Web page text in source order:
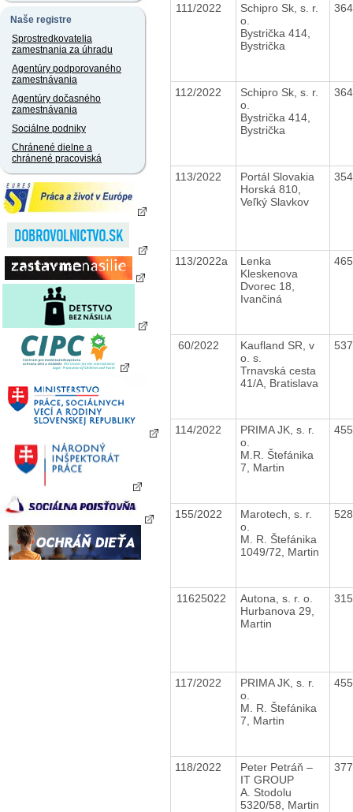
Naše registre
Sprostredkovatelia
zamestnania za úhradu
Agentúry podporovaného
zamestnávania
Agentúry dočasného
zamestnávania
Sociálne podniky
Chránené dielne a
chránené pracoviská
111/2022
Schipro Sk, s. r.
o.
Bystrička 414,
Bystrička
112/2022
Schipro Sk, s. r.
o.
Bystrička 414,
Bystrička
113/2022
Portál Slovakia
Horská 810,
Veľký Slavkov
113/2022a
Lenka
Kleskenova
Dvorec 18,
Ivančiná
60/2022
Kaufland SR, v
o. s.
Trnavská cesta
41/A, Bratislava
114/2022
PRIMA JK, s. r.
o.
M.R. Štefánika
7, Martin
155/2022
Marotech, s. r.
o.
M. R. Štefánika
1049/72, Martin
11625022
Autona, s. r. o.
Hurbanova 29,
Martin
117/2022
PRIMA JK, s. r.
o.
M. R. Štefánika
7, Martin
118/2022
Peter Petráň –
IT GROUP
A. Stodolu
5320/58, Martin